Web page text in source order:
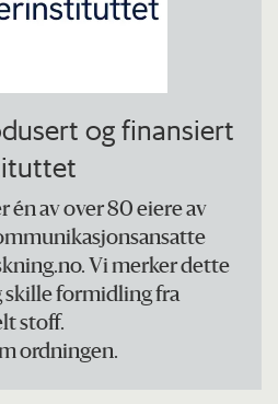
og finansiert
av over 80 eiere av
Vi merker dette
skille formidling fra
stoff.
ordningen.